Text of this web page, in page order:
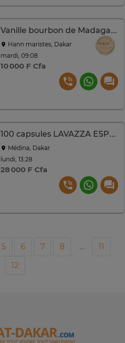
Vanille bourbon de Madagascar
Hann maristes, Dakar
mardi, 09:08
10 000 F Cfa
100 capsules LAVAZZA ESPRESSO POINT N°408
Médina, Dakar
lundi, 13:28
28 000 F Cfa
5 6 7 8 ...
11
12